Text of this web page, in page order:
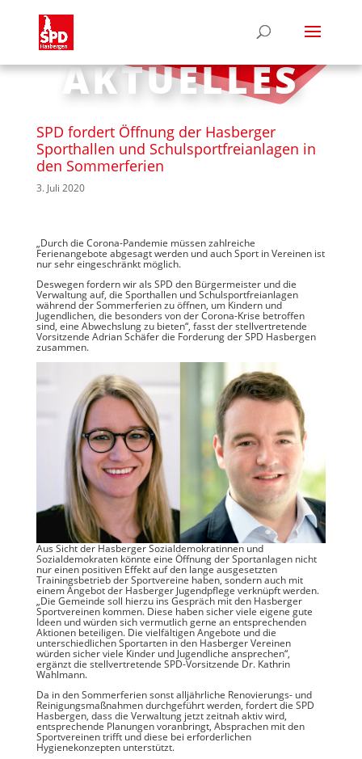
AKTUELLES
SPD fordert Öffnung der Hasberger
Sporthallen und Schulsportfreianlagen in
den Sommerferien
3. Juli 2020
„Durch die Corona-Pandemie müssen zahlreiche
Ferienangebote abgesagt werden und auch Sport in Vereinen ist
nur sehr eingeschränkt möglich.
Deswegen fordern wir als SPD den Bürgermeister und die
Verwaltung auf, die Sporthallen und Schulsportfreianlagen
während der Sommerferien zu öffnen, um Kindern und
Jugendlichen, die besonders von der Corona-Krise betroffen
sind, eine Abwechslung zu bieten“, fasst der stellvertretende
Vorsitzende Adrian Schäfer die Forderung der SPD Hasbergen
zusammen.
Aus Sicht der Hasberger Sozialdemokratinnen und
Sozialdemokraten könnte eine Öffnung der Sportanlagen nicht
nur einen positiven Effekt auf den lange ausgesetzten
Trainingsbetrieb der Sportvereine haben, sondern auch mit
einem Angebot der Hasberger Jugendpflege verknüpft werden.
„Die Gemeinde soll hierzu ins Gespräch mit den Hasberger
Sportvereinen kommen. Diese haben sicher viele eigene gute
Ideen und würden sich vermutlich gerne an entsprechenden
Aktionen beteiligen. Die vielfältigen Angebote und die
unterschiedlichen Sportarten in den Hasberger Vereinen
würden sicher viele Kinder und Jugendliche ansprechen“,
ergänzt die stellvertretende SPD-Vorsitzende Dr. Kathrin
Wahlmann.
Da in den Sommerferien sonst alljährliche Renovierungs- und
Reinigungsmaßnahmen durchgeführt werden, fordert die SPD
Hasbergen, dass die Verwaltung jetzt zeitnah aktiv wird,
entsprechende Planungen voranbringt, Absprachen mit den
Sportvereinen trifft und diese bei erforderlichen
Hygienekonzepten unterstützt.